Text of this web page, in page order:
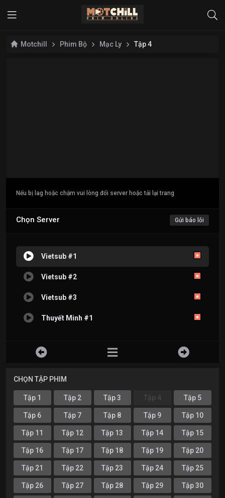
Motchill Phim Bộ Mạc Ly Tập 4
Nếu bị lag hoặc chậm vui lòng đổi server hoặc tải lại trang
Chọn Server Gửi báo lỗi
Vietsub #1
Vietsub #2
Vietsub #3
Thuyết Minh #1
CHỌN TẬP PHIM
Tập 1 Tập 2 Tập 3 Tập 4 Tập 5
Tập 6 Tập 7 Tập 8 Tập 9 Tập 10
Tập 11 Tập 12 Tập 13 Tập 14 Tập 15
Tập 16 Tập 17 Tập 18 Tập 19 Tập 20
Tập 21 Tập 22 Tập 23 Tập 24 Tập 25
Tập 26 Tập 27 Tập 28 Tập 29 Tập 30